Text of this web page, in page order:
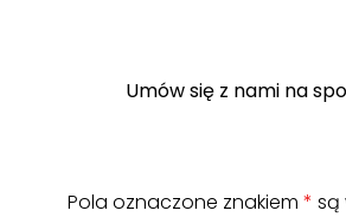
Umów się z nami na
Pola oznaczone znakiem * są